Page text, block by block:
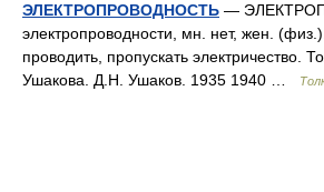
ЭЛЕКТРОПРОВОДНОСТЬ —
электропроводности, мн. нет, жен.
проводить, пропускать электричество.
Ушакова. Д.Н. Ушаков. 1935 1940 …